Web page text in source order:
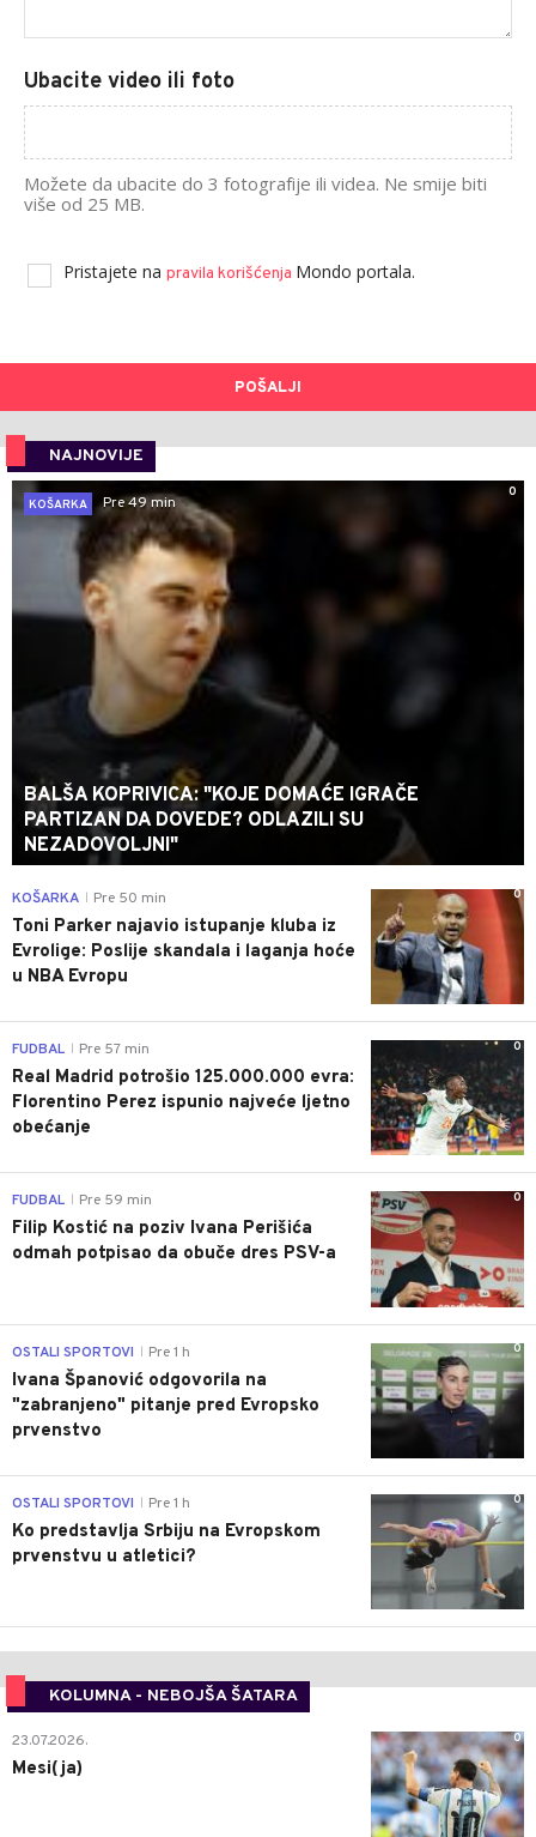
Ubacite video ili foto
Možete da ubacite do 3 fotografije ili videa. Ne smije biti
više od 25 MB.
Pristajete na pravila korišćenja Mondo portala.
POŠALJI
NAJNOVIJE
0
KOŠARKA
Pre 49 min
BALŠA KOPRIVICA: "KOJE DOMAĆE IGRAČE
PARTIZAN DA DOVEDE? ODLAZILI SU
NEZADOVOLJNI"
0
KOŠARKA Pre 50 min
Toni Parker najavio istupanje kluba iz
Evrolige: Poslije skandala i laganja hoće
u NBA Evropu
0
FUDBAL Pre 57 min
Real Madrid potrošio 125.000.000 evra:
Florentino Perez ispunio najveće ljetno
obećanje
0
FUDBAL Pre 59 min
Filip Kostić na poziv Ivana Perišića
odmah potpisao da obuče dres PSV-a
0
OSTALI SPORTOVI Pre 1 h
Ivana Španović odgovorila na
"zabranjeno" pitanje pred Evropsko
prvenstvo
0
OSTALI SPORTOVI Pre 1 h
Ko predstavlja Srbiju na Evropskom
prvenstvu u atletici?
KOLUMNA - NEBOJŠA ŠATARA
0
23.07.2026.
Mesi(ja)